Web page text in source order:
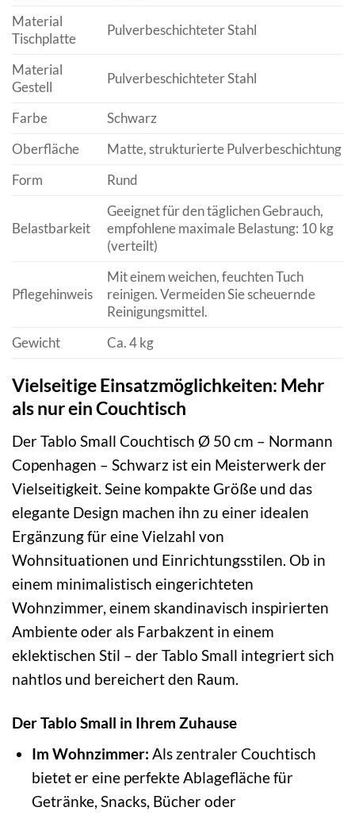
Material
Tischplatte
Pulverbeschichteter Stahl
Material
Gestell
Pulverbeschichteter Stahl
Farbe
Schwarz
Oberfläche
Matte, strukturierte Pulverbeschichtung
Form
Rund
Belastbarkeit
Geeignet für den täglichen Gebrauch,
empfohlene maximale Belastung: 10 kg
(verteilt)
Pflegehinweis
Mit einem weichen, feuchten Tuch
reinigen. Vermeiden Sie scheuernde
Reinigungsmittel.
Gewicht
Ca. 4 kg
Vielseitige Einsatzmöglichkeiten: Mehr
als nur ein Couchtisch
Der Tablo Small Couchtisch Ø 50 cm – Normann
Copenhagen – Schwarz ist ein Meisterwerk der
Vielseitigkeit. Seine kompakte Größe und das
elegante Design machen ihn zu einer idealen
Ergänzung für eine Vielzahl von
Wohnsituationen und Einrichtungsstilen. Ob in
einem minimalistisch eingerichteten
Wohnzimmer, einem skandinavisch inspirierten
Ambiente oder als Farbakzent in einem
eklektischen Stil – der Tablo Small integriert sich
nahtlos und bereichert den Raum.
Der Tablo Small in Ihrem Zuhause
Im Wohnzimmer: Als zentraler Couchtisch
bietet er eine perfekte Ablagefläche für
Getränke, Snacks, Bücher oder